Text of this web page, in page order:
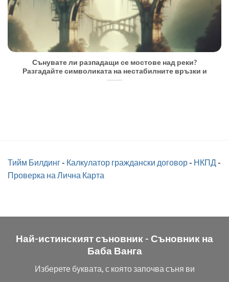
Сънувате ли разпадащи се мостове над реки?
Разгадайте символиката на нестабилните връзки и
Тийм Билдинг- Калкулатор граждански договор- НКПД-
Проверка на Лична Карта
Най-истинският съновник - Съновник на
Баба Ванга
Изберете буквата, с която започва съня ви